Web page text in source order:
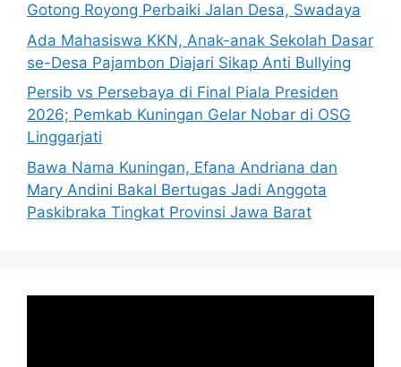
Gotong Royong Perbaiki Jalan Desa, Swadaya
Ada Mahasiswa KKN, Anak-anak Sekolah Dasar
se-Desa Pajambon Diajari Sikap Anti Bullying
Persib vs Persebaya di Final Piala Presiden
2026; Pemkab Kuningan Gelar Nobar di OSG
Linggarjati
Bawa Nama Kuningan, Efana Andriana dan
Mary Andini Bakal Bertugas Jadi Anggota
Paskibraka Tingkat Provinsi Jawa Barat